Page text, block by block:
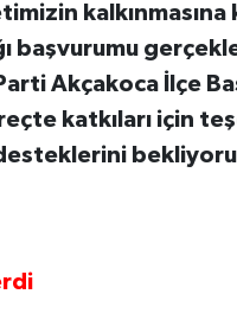
başvurumu
Akçakoca İlçe
katkıları için